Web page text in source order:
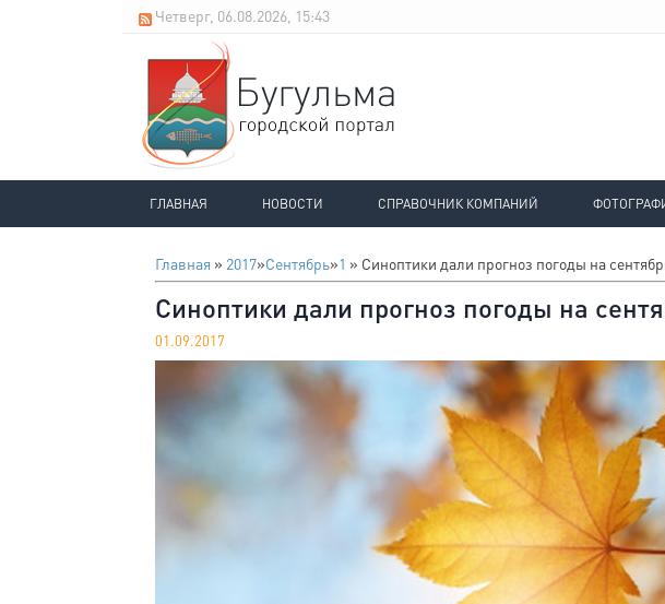
Четверг, 06.08.2026, 15:43
ГЛАВНАЯ НОВОСТИ СПРАВОЧНИК КОМПАНИЙ
Главная » 2017»Сентябрь»1 » Синоптики дали прогноз погоды на
Синоптики дали прогноз погоды на
01.09.2017